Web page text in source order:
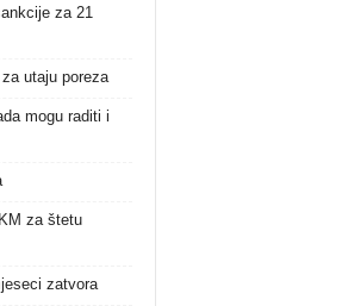
za 21
utaju poreza
mogu raditi i
za štetu
zatvora